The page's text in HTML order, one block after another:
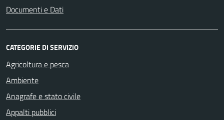
Documenti e Dati
CATEGORIE DI SERVIZIO
Agricoltura e pesca
Ambiente
Anagrafe e stato civile
Appalti pubblici